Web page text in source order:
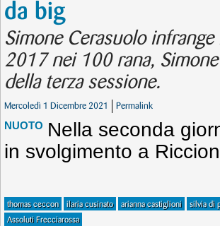
da big
Simone Cerasuolo
2017 nei 100 rana,
della terza sessione.
Mercoledì 1 Dicembre 2021 Permalink
NUOTO Nella seconda
in svolgimento a
thomas ceccon ilaria cusinato arianna castiglioni silvia di
Assoluti Frecciarossa